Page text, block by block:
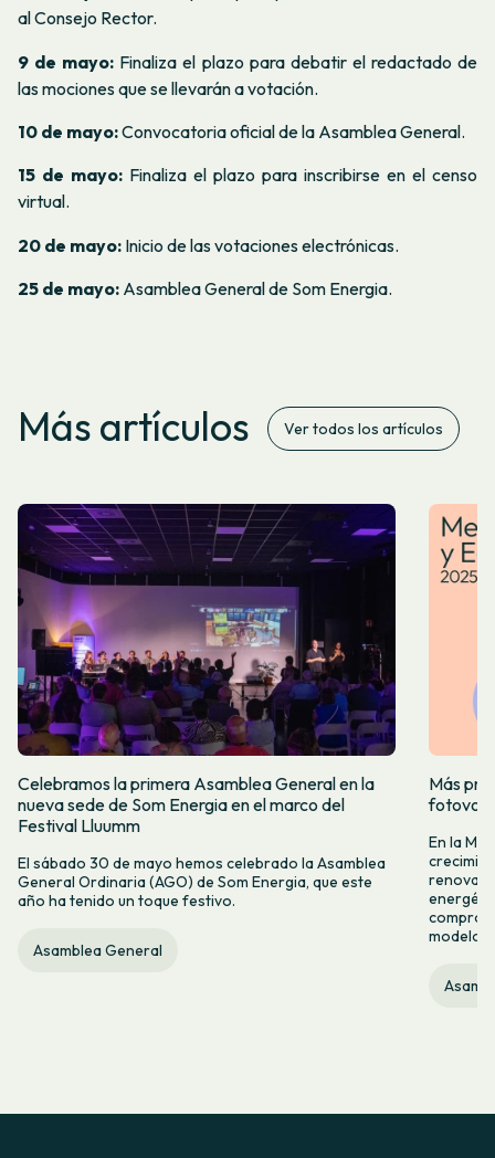
al Consejo Rector.
9 de mayo: Finaliza el plazo para debatir el redactado de
las mociones que se llevarán a votación.
10 de mayo:Convocatoria oficial de la Asamblea General.
15 de mayo: Finaliza el plazo para inscribirse en el censo
virtual.
20 de mayo: Inicio de las votaciones electrónicas.
25 de mayo: Asamblea General de Som Energia.
Más artículos Ver todos los artículos
Celebramos la primera Asamblea General en la
nueva sede de Som Energia en el marco del
Festival Lluumm
El sábado 30 de mayo hemos celebrado la Asamblea
General Ordinaria (AGO) de Som Energia, que este
año ha tenido un toque festivo.
Asamblea General
Más
En la
modelo